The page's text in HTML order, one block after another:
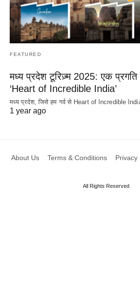
FEATURED
मध्य प्रदेश टूरिज़्म 2025: एक
‘Heart of Incredible India’
मध्य प्रदेश, जिसे हम गर्व से Heart of Incredible
1 year ago
About Us Terms & Conditions Privacy
All Rights Reserved